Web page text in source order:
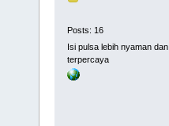
Posts: 16
Isi pulsa lebih nyaman dan
terpercaya